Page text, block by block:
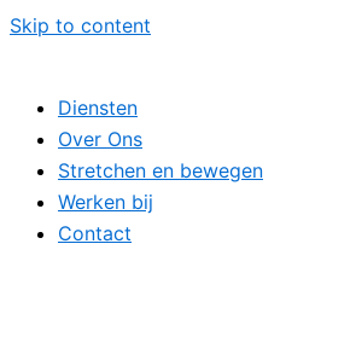
Skip to content
Diensten
Over Ons
Stretchen en bewegen
Werken bij
Contact